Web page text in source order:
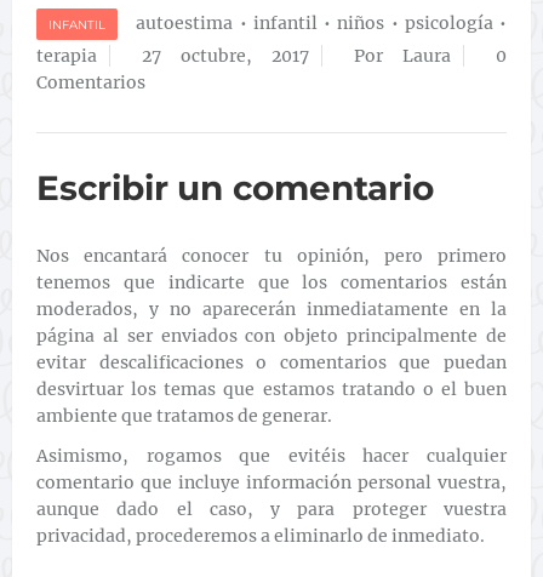
INFANTIL autoestima • infantil•niños • psicología•
terapia
27 octubre, 2017 Por Laura
0
Comentarios
Escribir un comentario
Nos encantará conocer tu opinión, pero primero
tenemos que indicarte que los comentarios están
moderados, y no aparecerán inmediatamente en la
página al ser enviados con objeto principalmente de
evitar descalificaciones o comentarios que puedan
desvirtuar los temas que estamos tratando o el buen
ambiente que tratamos de generar.
Asimismo, rogamos que evitéis hacer cualquier
comentario que incluye información personal vuestra,
aunque dado el caso, y para proteger vuestra
privacidad, procederemos a eliminarlo de inmediato.